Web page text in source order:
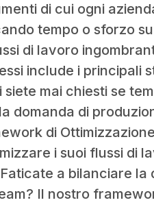
di cui ogni
tempo o sforzo
di lavoro
include i principali
mai chiesti se
domanda di
di
i suoi flussi di
a bilanciare
Il nostro